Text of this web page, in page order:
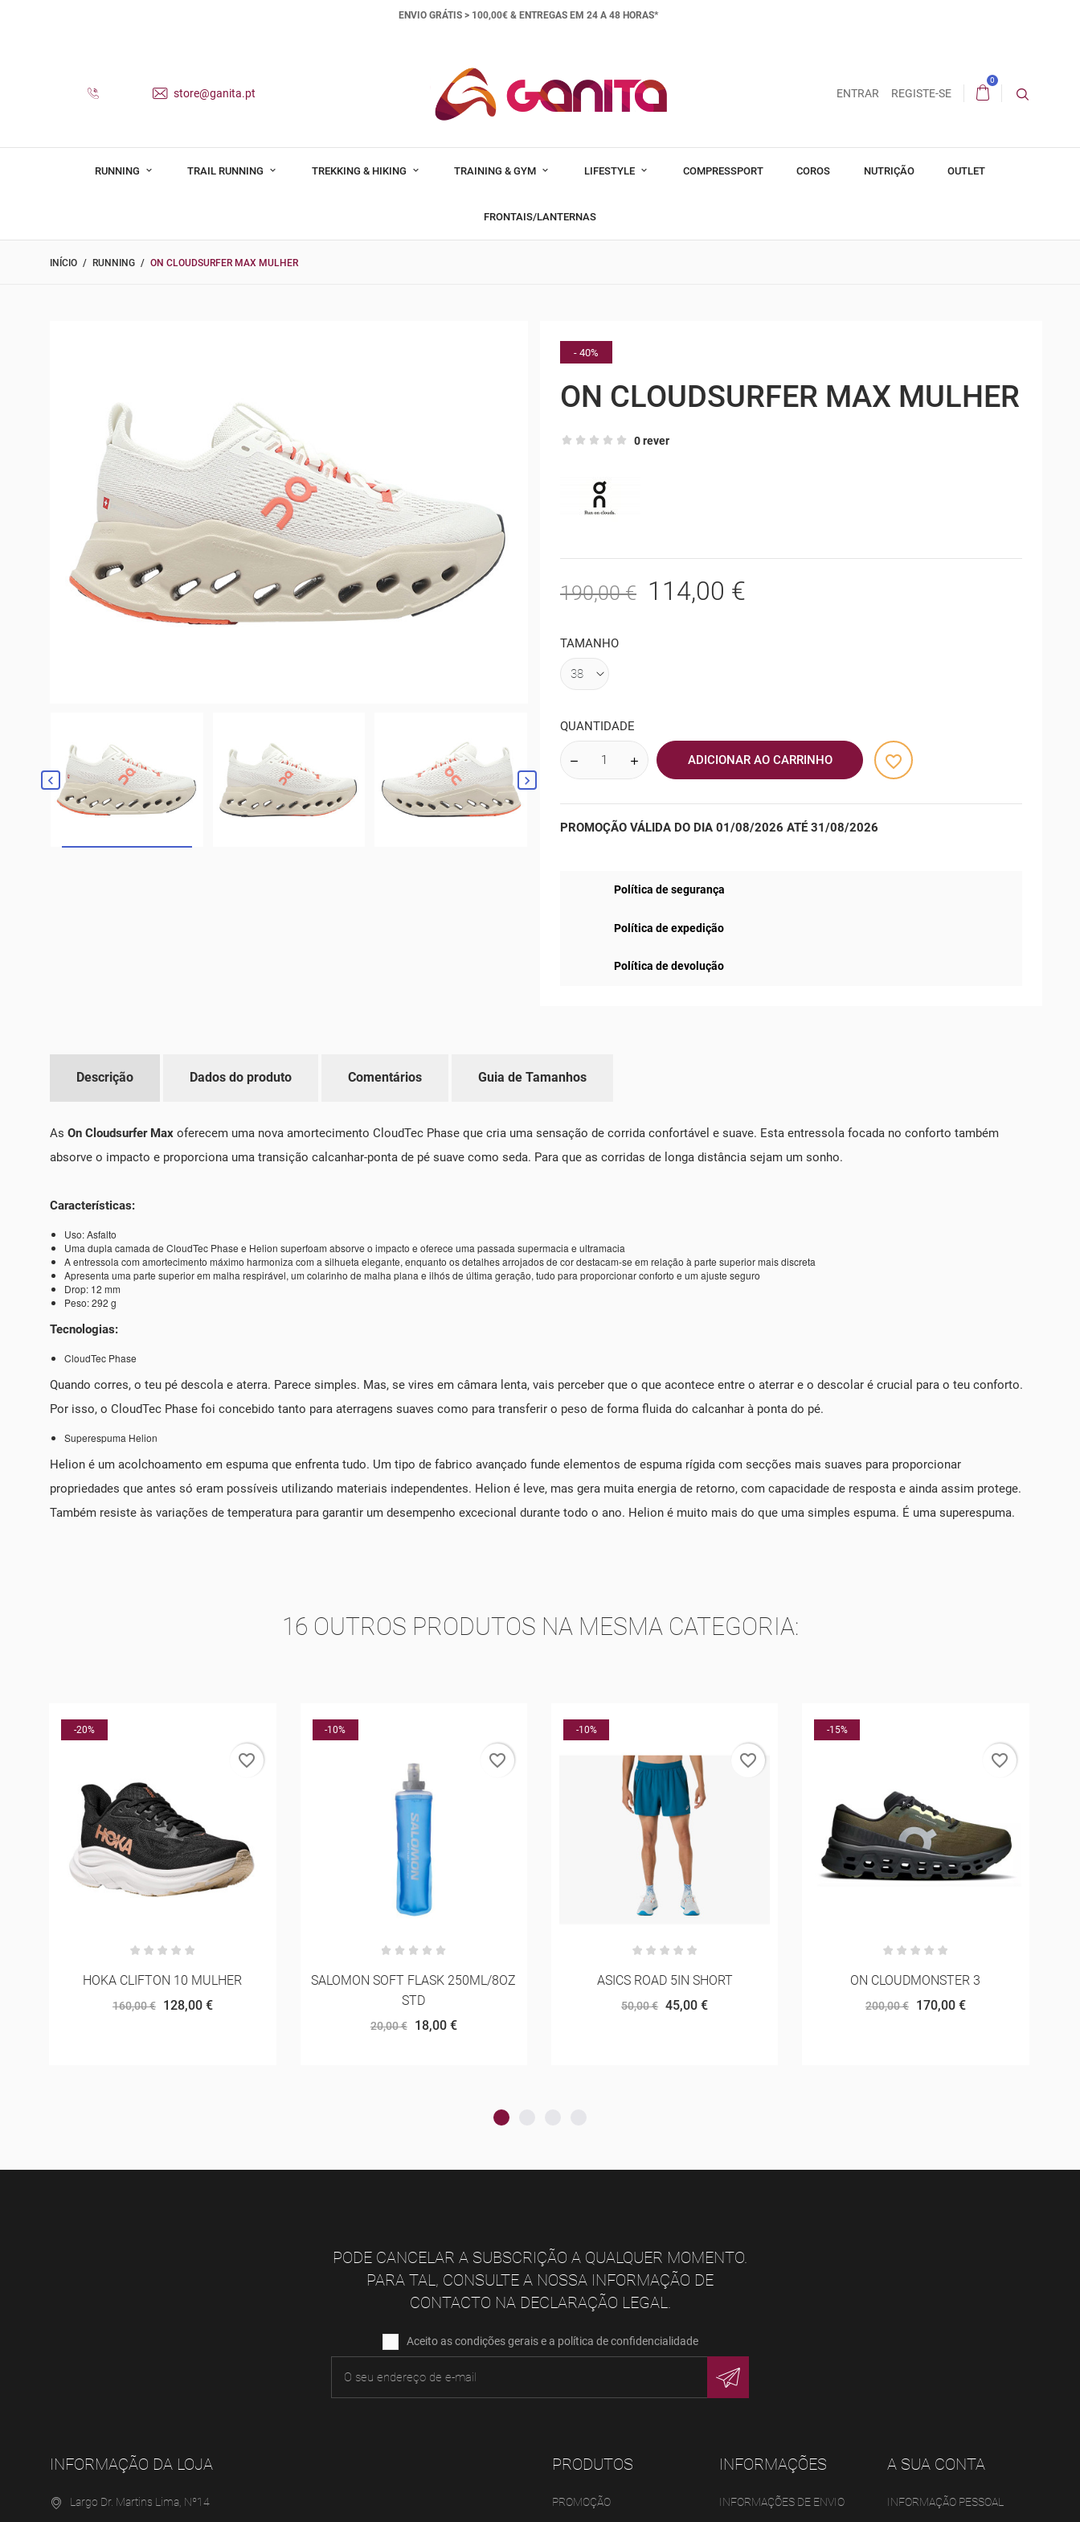
ENVIO GRÁTIS > 100,00€ & ENTREGAS EM 24 A 48 HORAS*
store@ganita.pt ENTRAR REGISTE-SE
0
RUNNING TRAIL RUNNING TREKKING & HIKING TRAINING & GYM LIFESTYLE COMPRESSPORT COROS NUTRIÇÃO OUTLET
FRONTAIS/LANTERNAS
INÍCIO RUNNING ON CLOUDSURFER MAX MULHER
 
- 40%
ON CLOUDSURFER MAX MULHER
0 rever
190,00 € 114,00 €
TAMANHO
QUANTIDADE
ADICIONAR AO CARRINHO favorite_border
PROMOÇÃO VÁLIDA DO DIA 01/08/2026 ATÉ 31/08/2026
Política de segurança
Política de expedição
Política de devolução
Descrição Dados do produto Comentários Guia de Tamanhos
As On Cloudsurfer Max oferecem uma nova amortecimento CloudTec Phase que cria uma sensação de corrida confortável e suave. Esta entressola focada no conforto também
absorve o impacto e proporciona uma transição calcanhar-ponta de pé suave como seda. Para que as corridas de longa distância sejam um sonho.
Características:
Uso: Asfalto
Uma dupla camada de CloudTec Phase e Helion superfoam absorve o impacto e oferece uma passada supermacia e ultramacia
A entressola com amortecimento máximo harmoniza com a silhueta elegante, enquanto os detalhes arrojados de cor destacam-se em relação à parte superior mais discreta
Apresenta uma parte superior em malha respirável, um colarinho de malha plana e ilhós de última geração, tudo para proporcionar conforto e um ajuste seguro
Drop: 12 mm
Peso: 292 g
Tecnologias:
CloudTec Phase
Quando corres, o teu pé descola e aterra. Parece simples. Mas, se vires em câmara lenta, vais perceber que o que acontece entre o aterrar e o descolar é crucial para o teu conforto.
Por isso, o CloudTec Phase foi concebido tanto para aterragens suaves como para transferir o peso de forma fluida do calcanhar à ponta do pé.
Superespuma Helion
Helion é um acolchoamento em espuma que enfrenta tudo. Um tipo de fabrico avançado funde elementos de espuma rígida com secções mais suaves para proporcionar
propriedades que antes só eram possíveis utilizando materiais independentes. Helion é leve, mas gera muita energia de retorno, com capacidade de resposta e ainda assim protege.
Também resiste às variações de temperatura para garantir um desempenho excecional durante todo o ano. Helion é muito mais do que uma simples espuma. É uma superespuma.
16 OUTROS PRODUTOS NA MESMA CATEGORIA:
-10%
SALOMON SOFT FLASK 250ML/8OZ
STD
favorite_border
-10%
ASICS ROAD 5IN SHORT
50,00 € 45,00 €
favorite_border
-15%
ON CLOUDMONSTER 3
200,00 € 170,00 €
favorite_border
-25%
NNORMAL RACE CAP
40,00 € 30,00 €
favorite_border
PODE CANCELAR A SUBSCRIÇÃO A QUALQUER MOMENTO.
PARA TAL, CONSULTE A NOSSA INFORMAÇÃO DE
CONTACTO NA DECLARAÇÃO LEGAL.
Aceito as condições gerais e a política de confidencialidade
INFORMAÇÃO DA LOJA
Largo Dr. Martins Lima, Nº14
PRODUTOS
PROMOÇÃO
INFORMAÇÕES
INFORMAÇÕES DE ENVIO
A SUA CONTA
INFORMAÇÃO PESSOAL